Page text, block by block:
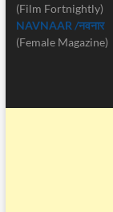
(Film Fortnightly)
NAVNAAR /नवनार
(Female Magazine)